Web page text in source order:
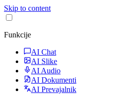
Skip to content
Funkcije
AI Chat
AI Slike
AI Audio
AI Dokumenti
AI Prevajalnik